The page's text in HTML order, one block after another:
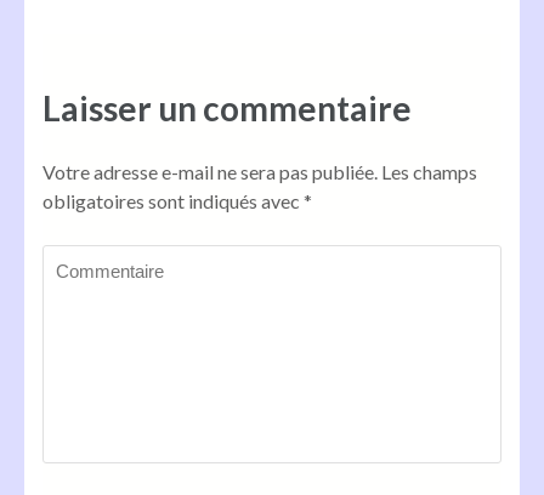
Laisser un commentaire
Votre adresse e-mail ne sera pas publiée. Les champs
obligatoires sont indiqués avec *